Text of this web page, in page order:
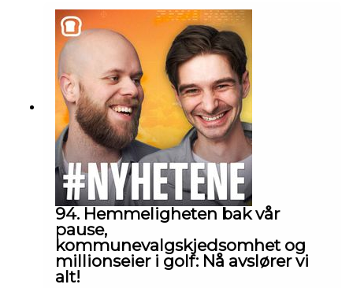
vinterpyser i dette landet? Dette og mye mer får
du høre om når #Nyhetene er tilbake! Øyvind og
Christoffer glir rett tilbake inn i sin vanlige
dynamikk sammen med ukas gjest som er Adrian
fra humoruniverset «Skal vi bade?». Christoffer
presterer som vanlig når han må konkurrere med
Adrian om ukas nyheter, men han har heldigvis
med seg en oppsiktsvekkende nyhet i «Ukas
boblere», spalten med saker som ikke nådde helt
opp i ukens nyhetsbilde.
94. Hemmeligheten bak vår
pause,
kommunevalgskjedsomhet og
millionseier i golf: Nå avslører vi
alt!